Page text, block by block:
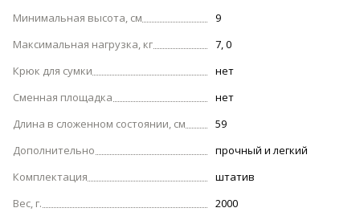
Минимальная высота, см
9
Максимальная нагрузка, кг
7, 0
Крюк для сумки
нет
Сменная площадка
нет
Длина в сложенном состоянии, см
59
Дополнительно
прочный и легкий
Комплектация
штатив
Вес, г.
2000